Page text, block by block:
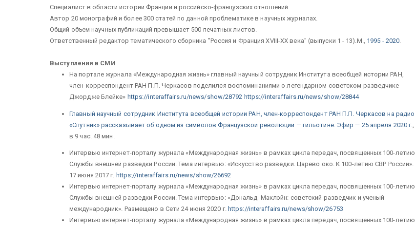
Специалист в области истории Франции и российско-французских отношений.
Автор 20 монографий и более 300 статей по данной проблематике в научных журналах.
Общий объем научных публикаций превышает 500 печатных листов.
Ответственный редактор тематического сборника "Россия и Франция XVIII-XX века" (выпуски 1 - 13).М., 1995 - 2020.
Выступления в СМИ
На портале журнала «Международная жизнь» главный научный сотрудник Института всеобщей истории РАН,
член-корреспондент РАН П.П. Черкасов поделился воспоминаниями о легендарном советском разведчике
Джордже Блейке» https://interaffairs.ru/news/show/28792 https://interaffairs.ru/news/show/28844
Главный научный сотрудник Института всеобщей истории РАН, член-корреспондент РАН П.П. Черкасов на радио
«Спутник» рассказывает об одном из символов Французской революции — гильотине. Эфир — 25 апреля 2020 г.
в 9 час. 48 мин.
Интервью интернет-порталу журнала «Международная жизнь» в рамках цикла передач, посвященных 100-летию
Службы внешней разведки России. Тема интервью: «Искусство разведки. Царево око. К 100-летию СВР России».
17 июня 2017 г. https://interaffairs.ru/news/show/26692
Интервью интернет-порталу журнала «Международная жизнь» в рамках цикла передач, посвященных 100-летию
Службы внешней разведки России. Тема интервью: «Дональд Маклэйн: советский разведчик и ученый-
международник». Размещено в Сети 24 июня 2020 г. https://interaffairs.ru/news/show/26753
Интервью интернет-порталу журнала «Международная жизнь» в рамках цикла передач, посвященных 100-летию